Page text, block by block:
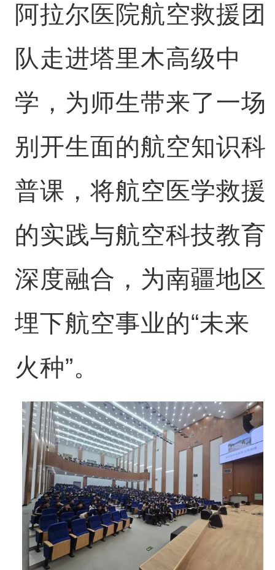
阿拉尔医院航空救援团
队走进塔里木高级中
学，为师生带来了一场
别开生面的航空知识科
普课，将航空医学救援
的实践与航空科技教育
深度融合，为南疆地区
埋下航空事业的“未来
火种”。